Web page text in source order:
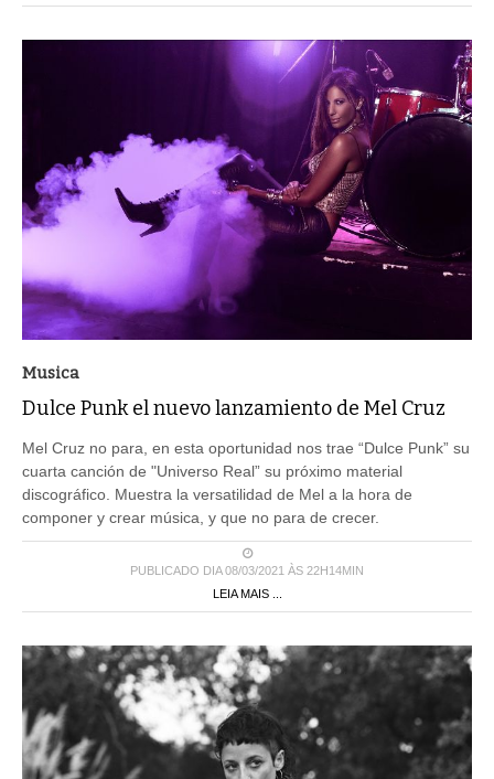
Musica
Dulce Punk el nuevo lanzamiento de Mel Cruz
Mel Cruz no para, en esta oportunidad nos trae “Dulce Punk” su
cuarta canción de "Universo Real” su próximo material
discográfico. Muestra la versatilidad de Mel a la hora de
componer y crear música, y que no para de crecer.
PUBLICADO DIA 08/03/2021 ÀS 22H14MIN
LEIA MAIS ...